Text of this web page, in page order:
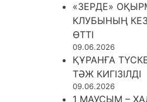
«ЗЕРДЕ»
КЛУБЫНЫҢ
ӨТТІ
09.06.2026
ҚҰРАНҒА
ТӘЖ КИГІЗІЛДІ
09.06.2026
1 МАУСЫМ –